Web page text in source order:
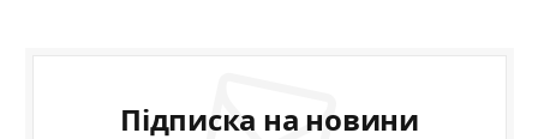
Підписка на новини